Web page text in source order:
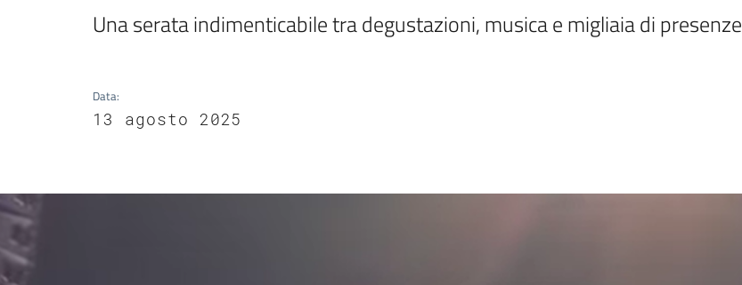
Una serata indimenticabile tra degustazioni, musica e migliaia di presenze
Data:
13 agosto 2025